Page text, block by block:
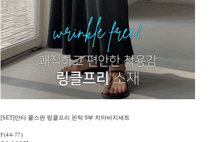
[SET]만타 쿨스판 링클프리 핀턱 9부 치마바지세트
F(44-77)